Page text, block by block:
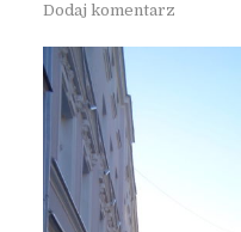
Dodaj komentarz